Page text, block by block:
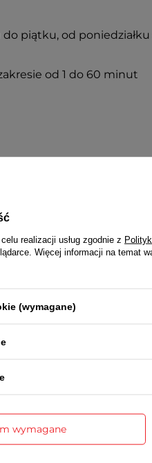
piątku, od
od 1 do 60 minut
3 baterie LR03 (AAA)
dowód zakupu
LED
realizacji usług zgodnie z
Więcej informacji na temat
(wymagane)
wymagane